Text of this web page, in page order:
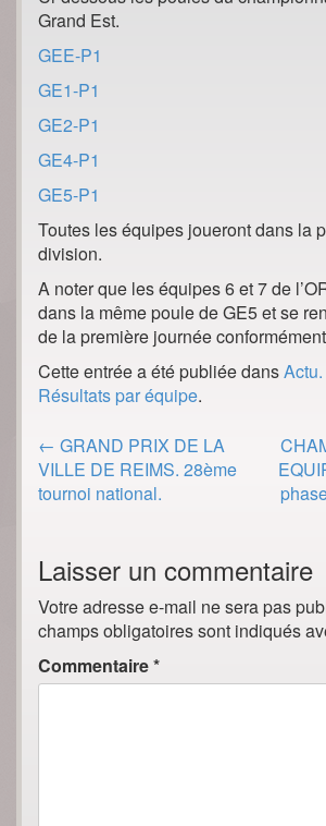
Grand Est.
GEE-P1
GE1-P1
GE2-P1
GE4-P1
GE5-P1
Toutes les équipes joueront dans la
division.
A noter que les équipes 6 et 7 de
dans la même poule de GE5 et se
de la première journée
Cette entrée a été publiée dans
Résultats par équipe.
Post
navigation
← GRAND PRIX DE LA
VILLE DE REIMS. 28ème
tournoi national.
Laisser un commentaire
Votre adresse e-mail ne sera pas
champs obligatoires sont indiqués
Commentaire*